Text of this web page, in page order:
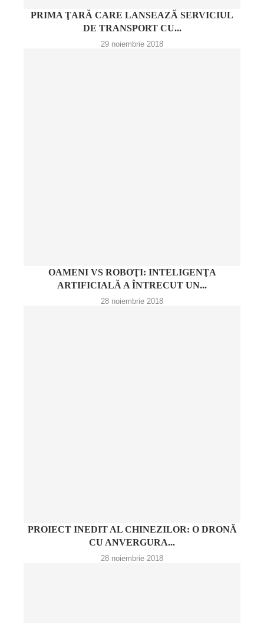
PRIMA ŢARĂ CARE LANSEAZĂ SERVICIUL
DE TRANSPORT CU...
29 noiembrie 2018
OAMENI VS ROBOŢI: INTELIGENŢA
ARTIFICIALĂ A ÎNTRECUT UN...
28 noiembrie 2018
PROIECT INEDIT AL CHINEZILOR: O DRONĂ
CU ANVERGURA...
28 noiembrie 2018